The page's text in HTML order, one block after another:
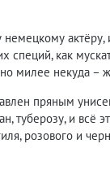
специй, как
милее некуда
пряным
туберозу, и
розового и